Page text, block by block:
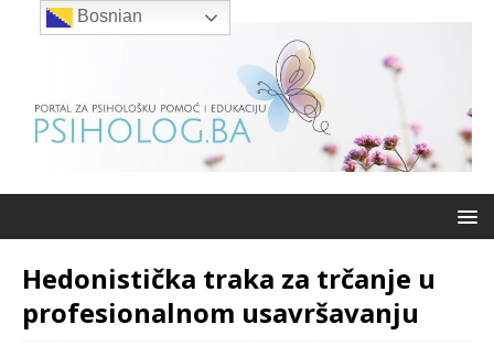
Hedonistička traka za trčanje u
profesionalnom usavršavanju
Bosnian